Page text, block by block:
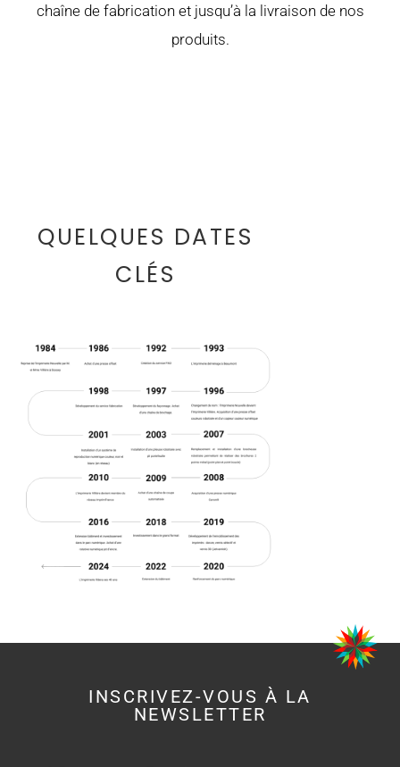
chaîne de fabrication et jusqu’à la livraison de nos
produits.
QUELQUES DATES
CLÉS
INSCRIVEZ-VOUS À LA
NEWSLETTER